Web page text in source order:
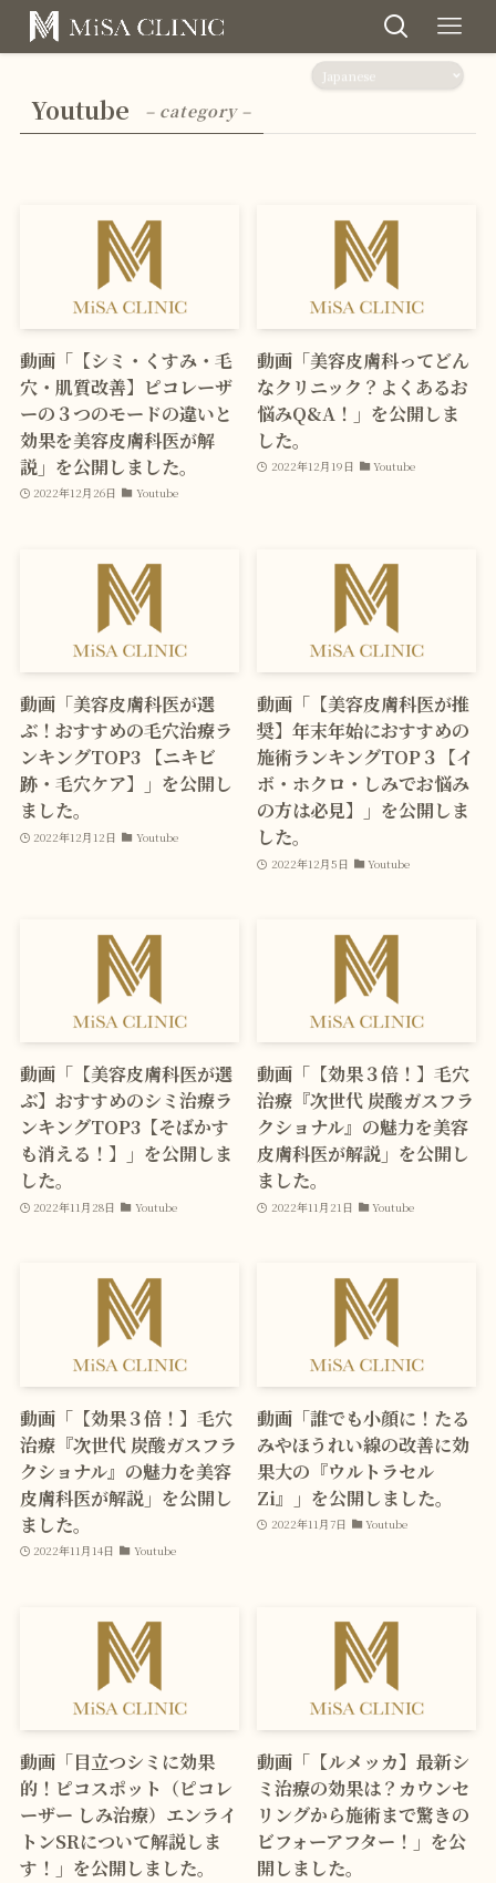
Youtube – category –
動画「【シミ・くすみ・毛
穴・肌質改善】ピコレーザ
ーの３つのモードの違いと
効果を美容皮膚科医が解
説」を公開しました。
2022年12月26日 Youtube
動画「美容皮膚科ってどん
なクリニック？よくあるお
悩みQ&A！」を公開しま
した。
2022年12月19日 Youtube
動画「美容皮膚科医が選
ぶ！おすすめの毛穴治療ラ
ンキングTOP3 【ニキビ
跡・毛穴ケア】」を公開し
ました。
2022年12月12日 Youtube
動画「【美容皮膚科医が推
奨】年末年始におすすめの
施術ランキングTOP３【イ
ボ・ホクロ・しみでお悩み
の方は必見】」を公開しま
した。
2022年12月5日 Youtube
動画「【美容皮膚科医が選
ぶ】おすすめのシミ治療ラ
ンキングTOP3【そばかす
も消える！】」を公開しま
した。
2022年11月28日 Youtube
動画「【効果３倍！】毛穴
治療『次世代 炭酸ガスフラ
クショナル』の魅力を美容
皮膚科医が解説」を公開し
ました。
2022年11月21日 Youtube
動画「【効果３倍！】毛穴
治療『次世代 炭酸ガスフラ
クショナル』の魅力を美容
皮膚科医が解説」を公開し
ました。
2022年11月14日 Youtube
動画「誰でも小顔に！たる
みやほうれい線の改善に効
果大の『ウルトラセル
Zi』」を公開しました。
2022年11月7日 Youtube
動画「目立つシミに効果
的！ピコスポット（ピコレ
ーザー しみ治療）エンライ
トンSRについて解説しま
す！」を公開しました。
動画「【ルメッカ】最新シ
ミ治療の効果は？カウンセ
リングから施術まで驚きの
ビフォーアフター！」を公
開しました。